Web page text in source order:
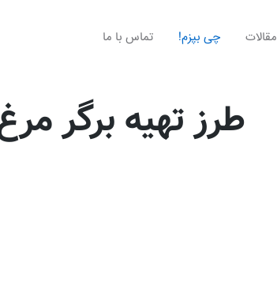
مقالات چی بپزم! تماس با ما
طرز تهیه برگر